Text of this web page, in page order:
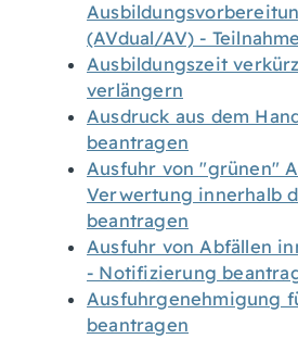
(AVdual/AV) -
Ausbildungszeit
verlängern
Ausdruck aus dem
beantragen
Ausfuhr von "grünen"
Verwertung innerhalb
beantragen
Ausfuhr von Abfällen
- Notifizierung
Ausfuhrgenehmigung
beantragen